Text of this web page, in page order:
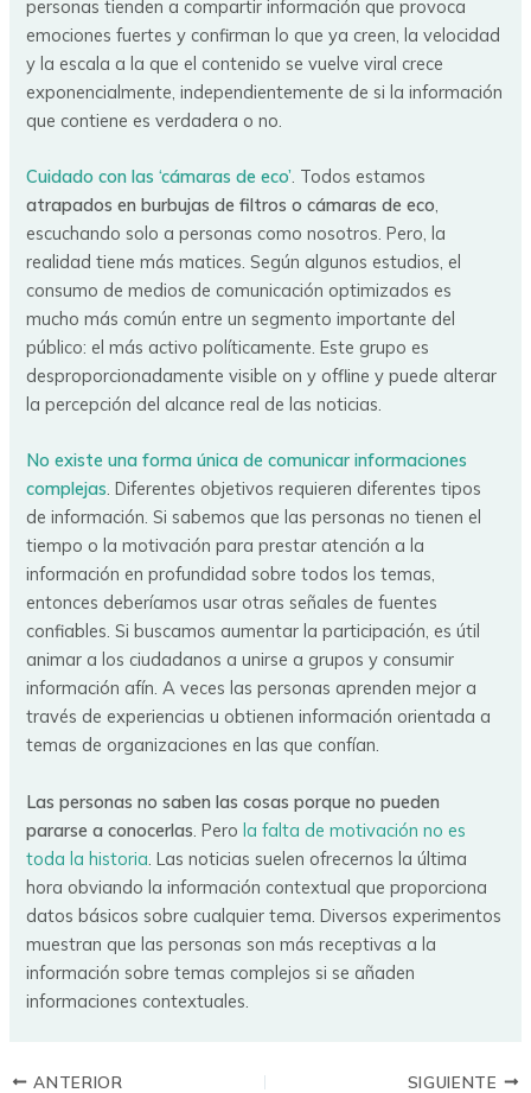
personas tienden a compartir información que provoca
emociones fuertes y confirman lo que ya creen, la velocidad
y la escala a la que el contenido se vuelve viral crece
exponencialmente, independientemente de si la información
que contiene es verdadera o no.
Cuidado con las ‘cámaras de eco’. Todos estamos
atrapados en burbujas de filtros o cámaras de eco,
escuchando solo a personas como nosotros. Pero, la
realidad tiene más matices. Según algunos estudios, el
consumo de medios de comunicación optimizados es
mucho más común entre un segmento importante del
público: el más activo políticamente. Este grupo es
desproporcionadamente visible on y offline y puede alterar
la percepción del alcance real de las noticias.
No existe una forma única de comunicar informaciones
complejas. Diferentes objetivos requieren diferentes tipos
de información. Si sabemos que las personas no tienen el
tiempo o la motivación para prestar atención a la
información en profundidad sobre todos los temas,
entonces deberíamos usar otras señales de fuentes
confiables. Si buscamos aumentar la participación, es útil
animar a los ciudadanos a unirse a grupos y consumir
información afín. A veces las personas aprenden mejor a
través de experiencias u obtienen información orientada a
temas de organizaciones en las que confían.
Las personas no saben las cosas porque no pueden
pararse a conocerlas . Pero la falta de motivación no es
toda la historia . Las noticias suelen ofrecernos la última
hora obviando la información contextual que proporciona
datos básicos sobre cualquier tema. Diversos experimentos
muestran que las personas son más receptivas a la
información sobre temas complejos si se añaden
informaciones contextuales.
ANTERIOR SIGUIENTE